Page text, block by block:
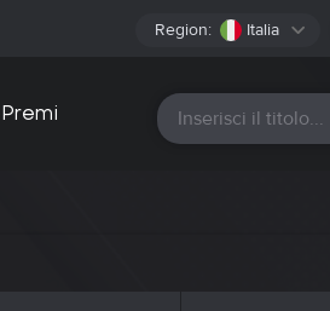
Region: Italia
Premi Tutte le piattaforme